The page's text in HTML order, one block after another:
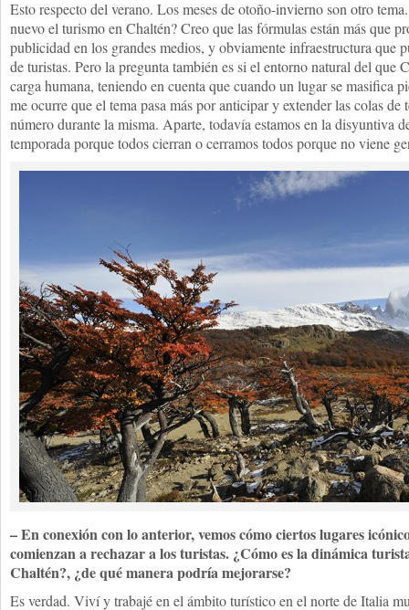
Esto respecto del verano. Los meses de otoño-invierno son otro
nuevo el turismo en Chaltén? Creo que las fórmulas están más que
publicidad en los grandes medios, y obviamente infraestructura que
de turistas. Pero la pregunta también es si el entorno natural del que
carga humana, teniendo en cuenta que cuando un lugar se masifica
me ocurre que el tema pasa más por anticipar y extender las colas de
número durante la misma. Aparte, todavía estamos en la disyuntiva
temporada porque todos cierran o cerramos todos porque no viene
– En conexión con lo anterior, vemos cómo ciertos lugares
comienzan a rechazar a los turistas. ¿Cómo es la dinámica
Chaltén?, ¿de qué manera podría mejorarse?
Es verdad. Viví y trabajé en el ámbito turístico en el norte de Italia